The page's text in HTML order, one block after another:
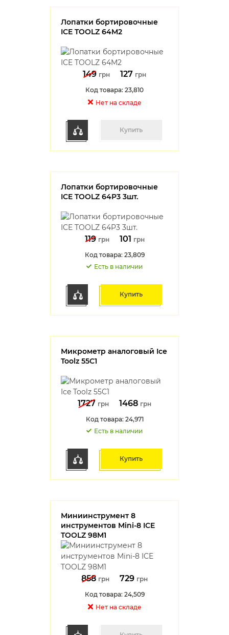
Лопатки бортировочные
ICE TOOLZ 64M2
149 грн 127 грн
Код товара: 23,810
Нет на cкладе
Купить
Лопатки бортировочные
ICE TOOLZ 64P3 3шт.
119 грн 101 грн
Код товара: 23,809
Есть в наличии
Купить
Микрометр аналоговый Ice
Toolz 55C1
1727 грн 1468 грн
Код товара: 24,971
Есть в наличии
Купить
Миниинструмент 8
инструментов Mini-8 ICE
TOOLZ 98M1
858 грн 729 грн
Код товара: 24,509
Нет на cкладе